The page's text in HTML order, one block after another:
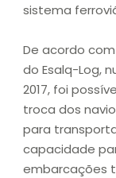
sistema
De acordo
do Esalq-Log,
2017, foi
troca dos
para
capacidade
embarcações